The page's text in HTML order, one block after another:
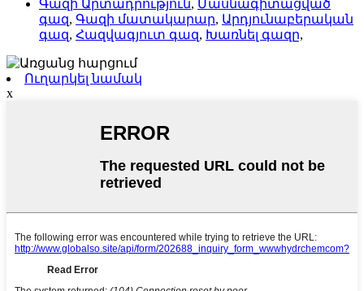
Գազի Արտադրություն, Մասնագիտացված
գազ, Գազի մատակարար, Արդյունաբերական
գազ, Հազվագյուտ գազ, Խառնել գազը,
Ուղարկել նամակ
x